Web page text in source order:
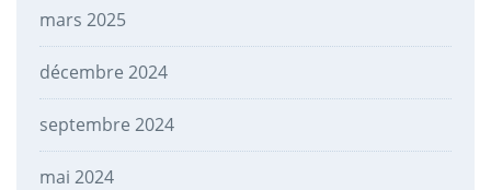
mars 2025
décembre 2024
septembre 2024
mai 2024